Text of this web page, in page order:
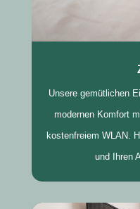
Unsere gemütlichen
modernen Komfort
kostenfreiem WLAN.
und Ihren